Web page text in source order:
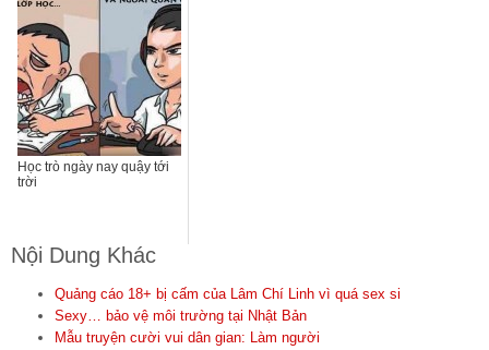
Học trò ngày nay quậy tới
trời
Nội Dung Khác
Quảng cáo 18+ bị cấm của Lâm Chí Linh vì quá sex si
Sexy… bảo vệ môi trường tại Nhật Bản
Mẫu truyện cười vui dân gian: Làm người